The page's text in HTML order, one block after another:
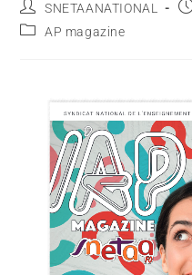
SNETAANATIONAL
AP magazine